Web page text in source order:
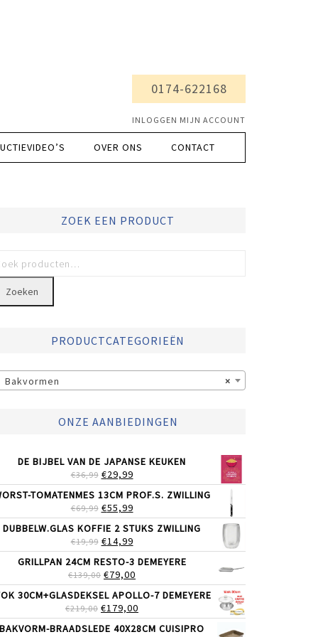
0174-622168
INLOGGEN MIJN ACCOUNT
OVER ONS CONTACT
ZOEK EEN PRODUCT
Zoeken
PRODUCTCATEGORIEËN
×
Bakvormen
ONZE AANBIEDINGEN
DE BIJBEL VAN DE JAPANSE KEUKEN
€36,99 OORSPRONKELIJKE
PRIJS
WAS:
€36,99.
€29,99HUIDIGE
PRIJS
IS:
€29,99.
TOMATENMES 13CM PROF.S. ZWILLING
€69,99 OORSPRONKELIJKE
PRIJS
WAS:
€69,99.
€55,99HUIDIGE
PRIJS
IS:
€55,99.
DUBBELW.GLAS KOFFIE 2 STUKS ZWILLING
€19,99 OORSPRONKELIJKE
PRIJS
WAS:
€19,99.
€14,99HUIDIGE
PRIJS
IS:
€14,99.
GRILLPAN 24CM RESTO-3 DEMEYERE
€139,00 OORSPRONKELIJKE
PRIJS
WAS:
€139,00.
€79,00
PRIJS
IS:
€79,00.
30CM+GLASDEKSEL APOLLO-7 DEMEYERE
€219,00 OORSPRONKELIJKE
PRIJS
WAS:
€179,00
PRIJS
IS:
BAKVORM-BRAADSLEDE 40X28CM CUISIPRO